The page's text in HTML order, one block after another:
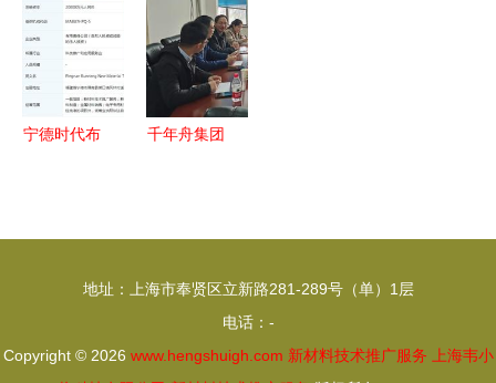
过上海市高
新技术成果
转化项目审
核认定！
接系列活动
暨中科技术
交流会新材
料专场圆满
宁德时代布
业链优势
千年舟集团
广新路径
地址：上海市奉贤区立新路281-289号（单）1层
电话：-
Copyright © 2026 www.hengshuigh.com 新材料技术推广服务
上海韦小